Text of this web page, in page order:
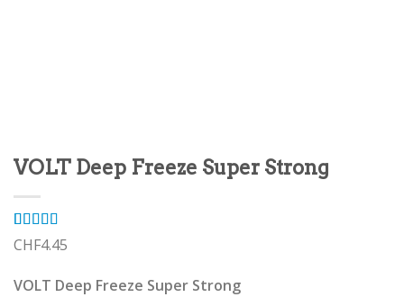
VOLT Deep Freeze Super Strong
Rated 5.00
out of 5
1
customer
CHF4.45
VOLT Deep Freeze Super Strong